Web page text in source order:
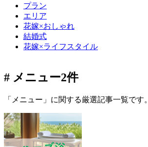
プラン
エリア
花嫁×おしゃれ
結婚式
花嫁×ライフスタイル
# メニュー2件
「メニュー」に関する厳選記事一覧です。